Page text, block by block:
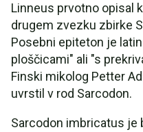
Linneus prvotno opisal
drugem zvezku zbirke
Posebni epiteton je
ploščicami" ali "s
Finski mikolog Petter
uvrstil v rod Sarcodon.
Sarcodon imbricatus je